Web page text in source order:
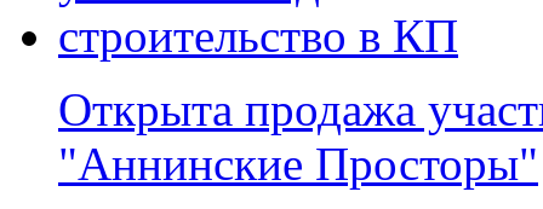
Открыта продажа
"Аннинские Просторы"